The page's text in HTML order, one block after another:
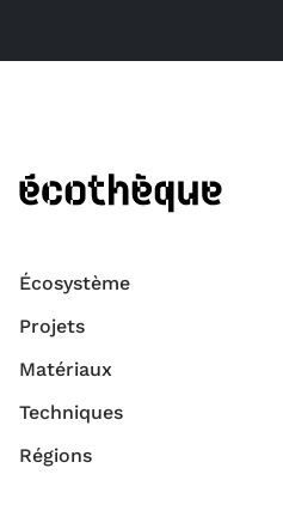
Écosystème
Projets
Matériaux
Techniques
Régions